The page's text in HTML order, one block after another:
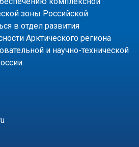
зоны Российской
в отдел развития
Арктического региона
и научно-технической